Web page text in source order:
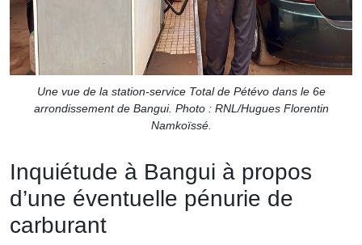
Une vue de la station-service Total de Pétévo dans le 6e
arrondissement de Bangui. Photo : RNL/Hugues Florentin
Namkoïssé.
Inquiétude à Bangui à propos
d’une éventuelle pénurie de
carburant